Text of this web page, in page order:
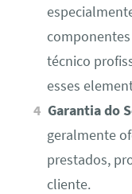
técnico
esses
Garantia do
geralmente
prestados,
cliente.